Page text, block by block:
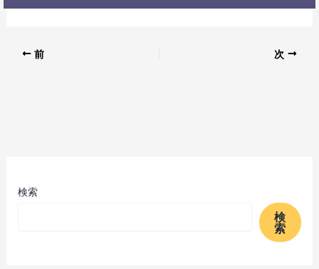
前 次
検索
検
索